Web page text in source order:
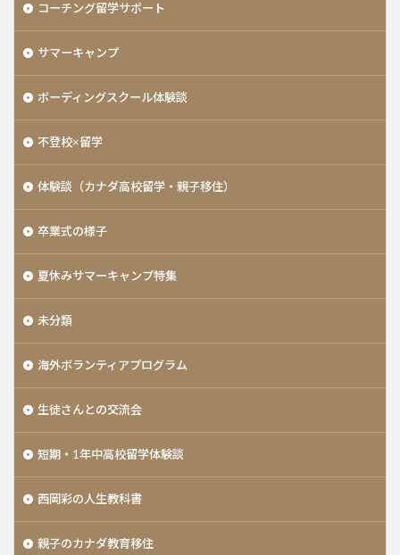
コーチング留学サポート
サマーキャンプ
ボーディングスクール体験談
不登校×留学
体験談（カナダ高校留学・親子移住）
卒業式の様子
夏休みサマーキャンプ特集
未分類
海外ボランティアプログラム
生徒さんとの交流会
短期・1年中高校留学体験談
西岡彩の人生教科書
親子のカナダ教育移住